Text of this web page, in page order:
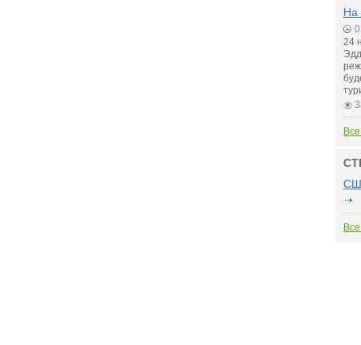
На
24